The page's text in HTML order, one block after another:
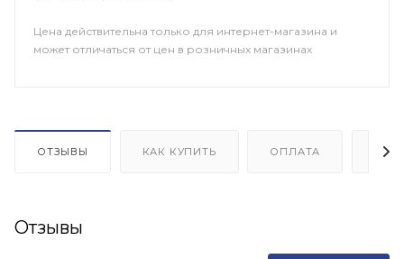
Цена действительна только для интернет-магазина и
может отличаться от цен в розничных магазинах
ОТЗЫВЫ КАК КУПИТЬ ОПЛАТА
Отзывы